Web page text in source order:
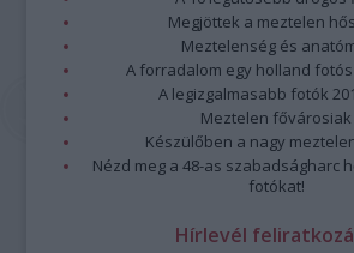
Megjöttek a meztelen
Meztelenség és
A forradalom egy holland
A legizgalmasabb fotók
Meztelen fővárosiak
Készülőben a nagy
Nézd meg a 48-as szabadságharc
fotókat!
Hírlevél